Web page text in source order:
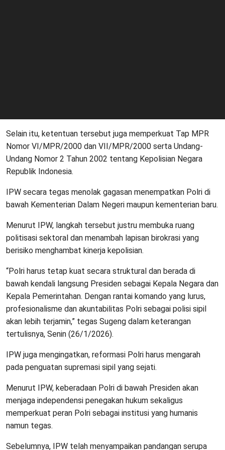
Selain itu, ketentuan tersebut juga memperkuat Tap MPR
Nomor VI/MPR/2000 dan VII/MPR/2000 serta Undang-
Undang Nomor 2 Tahun 2002 tentang Kepolisian Negara
Republik Indonesia.
IPW secara tegas menolak gagasan menempatkan Polri di
bawah Kementerian Dalam Negeri maupun kementerian baru.
Menurut IPW, langkah tersebut justru membuka ruang
politisasi sektoral dan menambah lapisan birokrasi yang
berisiko menghambat kinerja kepolisian.
“Polri harus tetap kuat secara struktural dan berada di
bawah kendali langsung Presiden sebagai Kepala Negara dan
Kepala Pemerintahan. Dengan rantai komando yang lurus,
profesionalisme dan akuntabilitas Polri sebagai polisi sipil
akan lebih terjamin,” tegas Sugeng dalam keterangan
tertulisnya, Senin (26/1/2026).
IPW juga mengingatkan, reformasi Polri harus mengarah
pada penguatan supremasi sipil yang sejati.
Menurut IPW, keberadaan Polri di bawah Presiden akan
menjaga independensi penegakan hukum sekaligus
memperkuat peran Polri sebagai institusi yang humanis
namun tegas.
Sebelumnya, IPW telah menyampaikan pandangan serupa